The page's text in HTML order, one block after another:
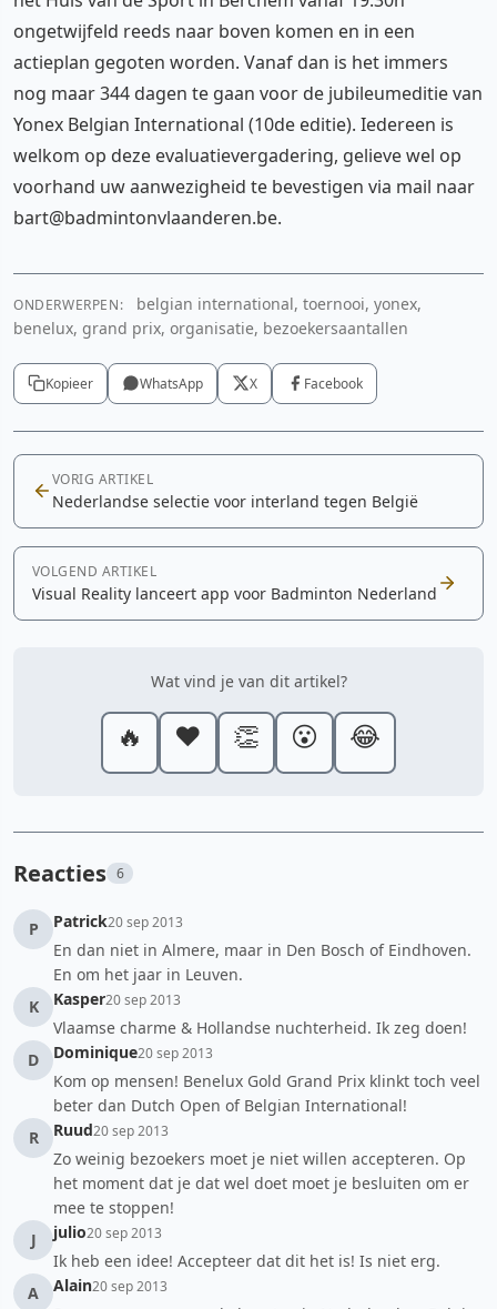
ongetwijfeld reeds naar boven komen en in een
actieplan gegoten worden. Vanaf dan is het immers
nog maar 344 dagen te gaan voor de jubileumeditie van
Yonex Belgian International (10de editie). Iedereen is
welkom op deze evaluatievergadering, gelieve wel op
voorhand uw aanwezigheid te bevestigen via mail naar
bart@badmintonvlaanderen.be.
ONDERWERPEN:
belgian international, toernooi, yonex,
benelux, grand prix, organisatie, bezoekersaantallen
Kopieer WhatsApp X Facebook
VORIG ARTIKEL
Nederlandse selectie voor interland tegen België
VOLGEND ARTIKEL
Visual Reality lanceert app voor Badminton Nederland
Wat vind je van dit artikel?
🔥 ❤️ 👏 😮 😂
Reacties 6
P Patrick20 sep 2013
En dan niet in Almere, maar in Den Bosch of Eindhoven.
En om het jaar in Leuven.
K
Kasper20 sep 2013
Vlaamse charme & Hollandse nuchterheid. Ik zeg doen!
D
Dominique20 sep 2013
Kom op mensen! Benelux Gold Grand Prix klinkt toch veel
beter dan Dutch Open of Belgian International!
R
Ruud20 sep 2013
Zo weinig bezoekers moet je niet willen accepteren. Op
het moment dat je dat wel doet moet je besluiten om er
mee te stoppen!
J
julio20 sep 2013
Ik heb een idee! Accepteer dat dit het is! Is niet erg.
A
Alain20 sep 2013